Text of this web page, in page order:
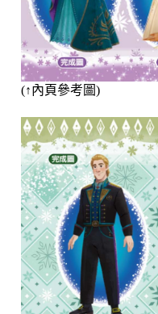
(↑內頁參考圖)